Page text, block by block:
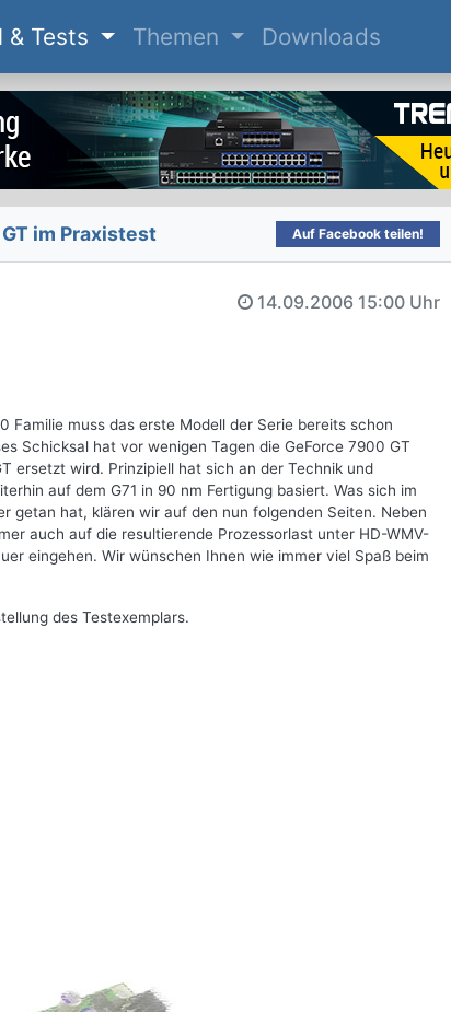
& Tests Themen Downloads
im Praxistest Auf Facebook teilen!
14.09.2006 15:00 Uhr
Familie muss das erste Modell der Serie bereits schon
Schicksal hat vor wenigen Tagen die GeForce 7900 GT
ersetzt wird. Prinzipiell hat sich an der Technik und
auf dem G71 in 90 nm Fertigung basiert. Was sich im
getan hat, klären wir auf den nun folgenden Seiten. Neben
auch auf die resultierende Prozessorlast unter HD-WMV-
eingehen. Wir wünschen Ihnen wie immer viel Spaß beim
des Testexemplars.